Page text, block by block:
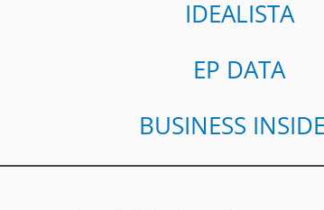
IDEALISTA
EP DATA
BUSINESS